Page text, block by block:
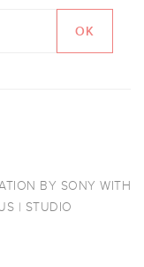
BY SONY WITH
| STUDIO